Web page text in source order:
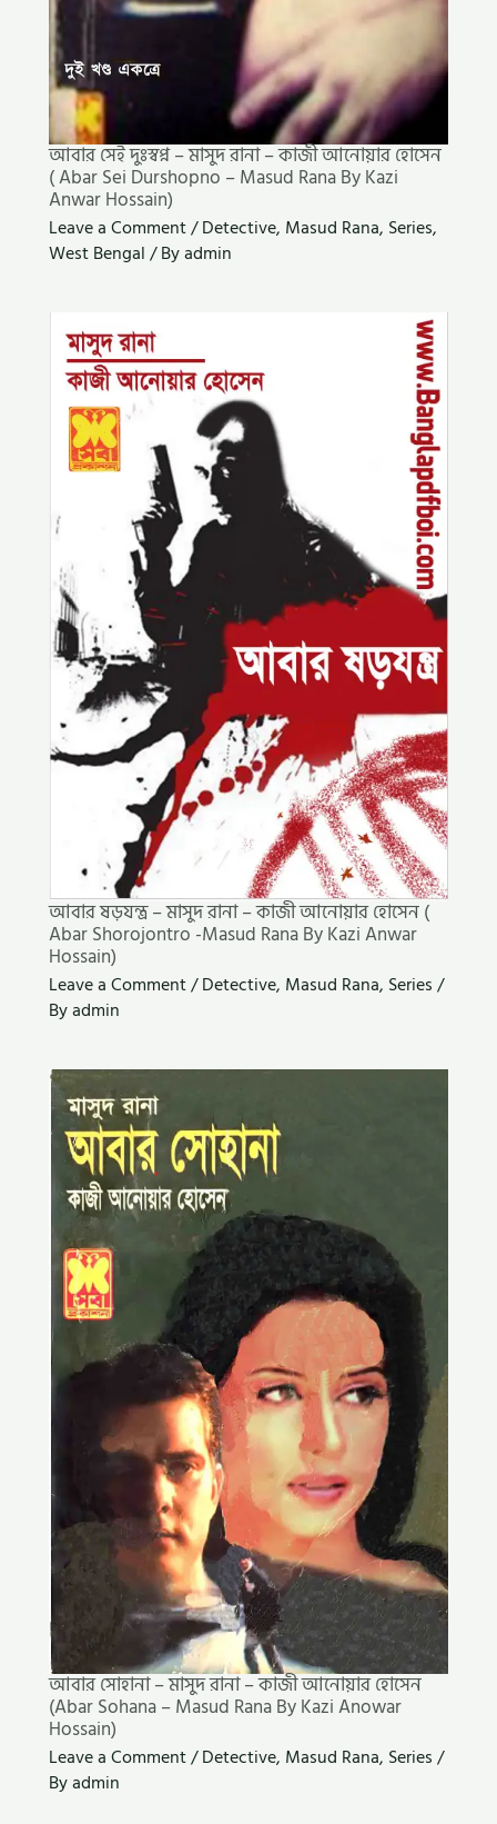
আবার সেই দুঃস্বপ্ন – মাসুদ রানা – কাজী আনোয়ার হোসেন
( Abar Sei Durshopno – Masud Rana By Kazi
Anwar Hossain)
Leave a Comment/Detective, Masud Rana, Series,
West Bengal/ Byadmin
আবার ষড়যন্ত্র – মাসুদ রানা – কাজী আনোয়ার হোসেন (
Abar Shorojontro -Masud Rana By Kazi Anwar
Hossain)
Leave a Comment/Detective, Masud Rana, Series/
Byadmin
আবার সোহানা – মাসুদ রানা – কাজী আনোয়ার হোসেন
(Abar Sohana – Masud Rana By Kazi Anowar
Hossain)
Leave a Comment/Detective, Masud Rana, Series/
Byadmin